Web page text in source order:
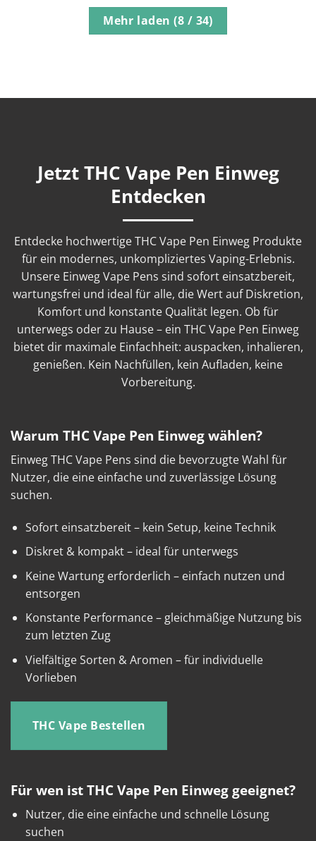
Mehr laden(8 / 34)
Jetzt THC Vape Pen Einweg
Entdecken
Entdecke hochwertige THC Vape Pen Einweg Produkte
für ein modernes, unkompliziertes Vaping-Erlebnis.
Unsere Einweg Vape Pens sind sofort einsatzbereit,
wartungsfrei und ideal für alle, die Wert auf Diskretion,
Komfort und konstante Qualität legen. Ob für
unterwegs oder zu Hause – ein THC Vape Pen Einweg
bietet dir maximale Einfachheit: auspacken, inhalieren,
genießen. Kein Nachfüllen, kein Aufladen, keine
Vorbereitung.
Warum THC Vape Pen Einweg wählen?
Einweg THC Vape Pens sind die bevorzugte Wahl für
Nutzer, die eine einfache und zuverlässige Lösung
suchen.
Sofort einsatzbereit – kein Setup, keine Technik
Diskret & kompakt – ideal für unterwegs
Keine Wartung erforderlich – einfach nutzen und
entsorgen
Konstante Performance – gleichmäßige Nutzung bis
zum letzten Zug
Vielfältige Sorten & Aromen – für individuelle
Vorlieben
THC Vape Bestellen
Für wen ist THC Vape Pen Einweg geeignet?
Nutzer, die eine einfache und schnelle Lösung
suchen